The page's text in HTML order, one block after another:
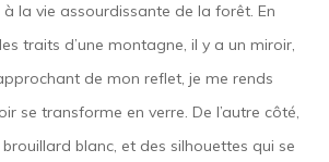
la vie assourdissante de la forêt. En
traits d’une montagne, il y a un miroir,
de mon reflet, je me rends
se transforme en verre. De l’autre côté,
blanc, et des silhouettes qui se